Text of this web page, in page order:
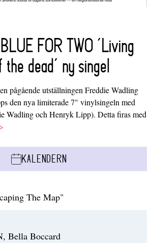
FOR TWO ‘Living
dead’ ny singel
pågående utställningen Freddie Wadling
den nya limiterade 7" vinylsingeln med
Wadling och Henryk Lipp). Detta firas med
>
KALENDERN
The Map"
Bella Boccard